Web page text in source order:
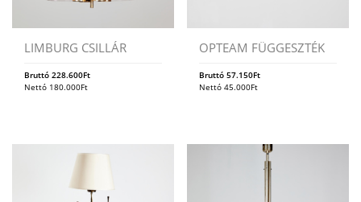
LIMBURG CSILLÁR
Bruttó 228.600Ft
Nettó 180.000Ft
OPTEAM FÜGGESZTÉK
Bruttó57.150Ft
Nettó45.000Ft